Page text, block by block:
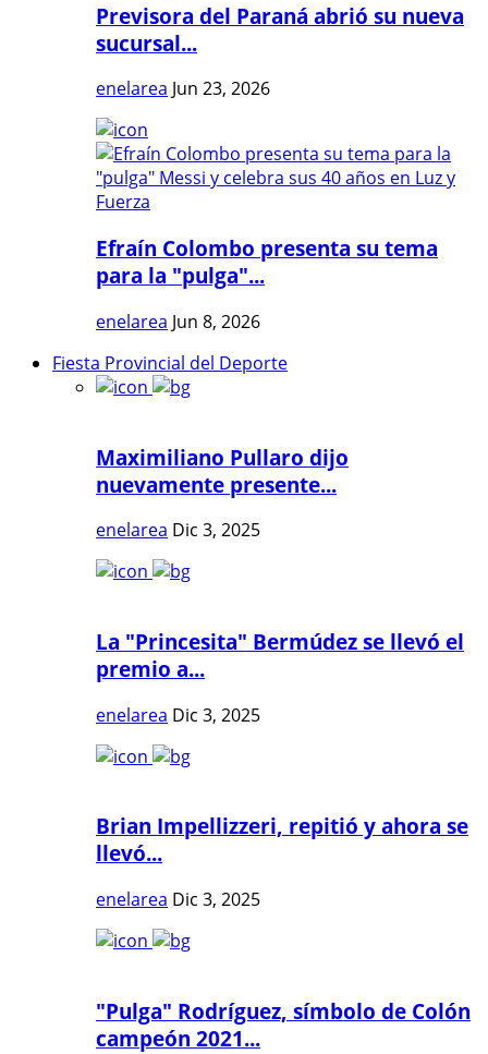
Previsora del Paraná abrió su nueva
sucursal...
enelarea Jun 23, 2026
Efraín Colombo presenta su tema
para la "pulga"...
enelarea Jun 8, 2026
Fiesta Provincial del Deporte
Maximiliano Pullaro dijo
nuevamente presente...
enelarea Dic 3, 2025
La "Princesita" Bermúdez se llevó el
premio a...
enelarea Dic 3, 2025
Brian Impellizzeri, repitió y ahora se
llevó...
enelarea Dic 3, 2025
"Pulga" Rodríguez, símbolo de Colón
campeón 2021...